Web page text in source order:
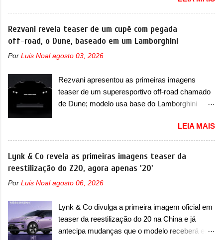
nada os primeiros consumidores). Pelas
imagens teaser, se percebe que o sedã contará
com um novo para-choque na dianteira. Ele
passa a trazer um vinco horizontal mais
destacado que atravessa toda a dianteira do
faróis. Ele ainda possui um espaço para a placa
novo abaixo do vinco e uma nova entrada de ar
inferio...
Fang Cheng Bao nasceu como uma empresa
voltada a desenvolver utilitários esportivos com
uma pegada mais off-road. E isso funcionou
muito bem com o lançamento dos modelos Bao
5 e Bao 8, além do Tai 3 e Tai 7. Agora, a marca
de... sedãs. Antecipado por imagens teaser, o
Formula S será o primeiro três volumes da
Fang Cheng Bao, que parece se perder na sua
marca divulgou algumas imagens externas e
informações sobre o sedã, que terá seu
lançamento ainda neste ano de 2026. Em
termos de design, o Formula S segue
basicamente as mesmas linhas do conceito
aconteceu no primeiro semestre. Na dianteira, o
sedã conta com faróis mais quadrados e
compactos, com luzes ...
Rezvani revela teaser de um cupê com pegada
off-road, o Dune, baseado em um Lamborghini
Por Luis Noal agosto 03, 2026
Rezvani apresentou as primeiras imagens
teaser de um superesportivo off-road chamado
de Dune; modelo usa base do Lamborghini
apresentou as primeiras imagens teaser de um
novo superesportivo que vai oferecer aos seus
consumidores. Trata-se do Dune, um cupê
superesportivo que terá uma proposta off-road
assim como outros esportivos recentemente
tiveram, como o Porsche 911 Dakar e o...
italiano tem grande parte no desenvolvimento
do Dune. Baseado no Huracán, o Dune nasce
com uma proposta similar ao que a marca
LEIA MAIS
Lynk & Co revela as primeiras imagens teaser da
reestilização do Z20, agora apenas '20'
Por Luis Noal agosto 06, 2026
Lynk & Co divulga a primeira imagem oficial em
teaser da reestilização do 20 na China e já
antecipa mudanças que o modelo receberá em